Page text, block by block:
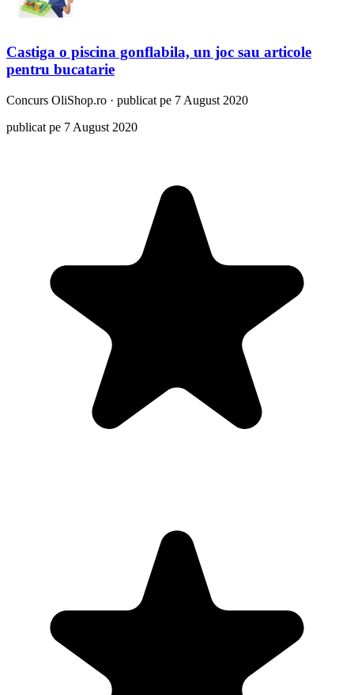
Castiga o piscina gonflabila, un joc sau articole
pentru bucatarie
Concurs OliShop.ro · publicat pe 7 August 2020
publicat pe 7 August 2020